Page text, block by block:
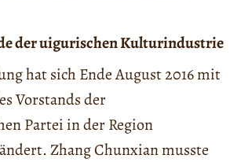
der uigurischen Kulturindustrie
hat sich Ende August 2016 mit
Vorstands der
Partei in der Region
Zhang Chunxian musste